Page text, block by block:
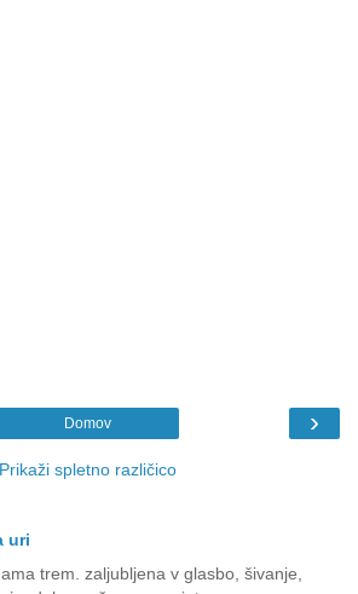
›
Domov
Prikaži spletno različico
uri
trem. zaljubljena v glasbo, šivanje,